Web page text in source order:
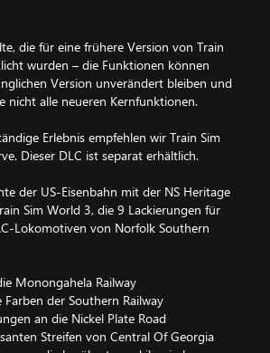
die für eine frühere Version von Train
wurden – die Funktionen können
Version unverändert bleiben und
nicht alle neueren Kernfunktionen.
Erlebnis empfehlen wir Train Sim
Dieser DLC ist separat erhältlich.
der US-Eisenbahn mit der NS Heritage
Sim World 3, die 9 Lackierungen für
Lokomotiven von Norfolk Southern
Monongahela Railway
der Southern Railway
an die Nickel Plate Road
Streifen von Central Of Georgia